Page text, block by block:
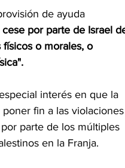
de ayuda
cese por parte de Israel
o morales, o
interés en que la
fin a las
parte de los múltiples
en la Franja.